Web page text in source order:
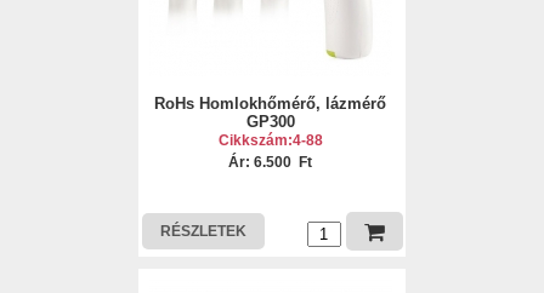
RoHs Homlokhőmérő, lázmérő
GP300
Cikkszám:4-88
Ár: 6.500 Ft
RÉSZLETEK